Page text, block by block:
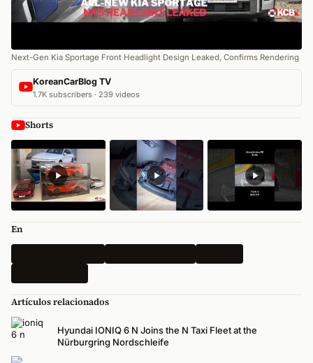
Next-Gen Kia Sportage Front Headlight Design Leaked, Confirms Rendering
KoreanCarBlog TV
1.7K subscribers · 239 videos
Shorts
En
Artículos relacionados
Hyundai IONIQ 6 N Joins the N Taxi Fleet at the
Nürburgring Nordschleife